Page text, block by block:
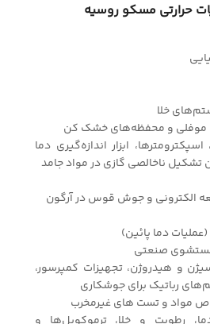
حرارتی مسکو روسیه
خلا
موفلی و محفظه‌های خشك كن
ابزار اندازه‌گیری دما
تشكیل ناخالصی گازی در مواد جامد
الكترونی و جوش قوس در آرگون
دما پائین)
صنعتی
و هیدروژن، تجهیزات كمپرسور،
رباتیك برای جوشكاری
مواد و تست های غیرمخرب